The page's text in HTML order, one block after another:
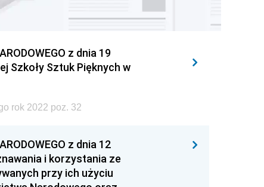
z dnia 19
Szkoły Sztuk Pięknych w
rok 2022 poz. 32
z dnia 12
i korzystania ze
przy ich użyciu